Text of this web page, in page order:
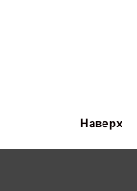
Наверх